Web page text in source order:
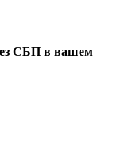
СБП в вашем